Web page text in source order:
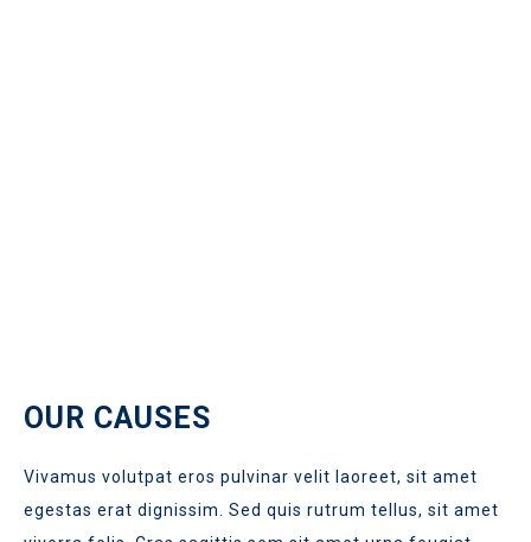
OUR CAUSES
Vivamus volutpat eros pulvinar velit laoreet, sit amet
egestas erat dignissim. Sed quis rutrum tellus, sit amet